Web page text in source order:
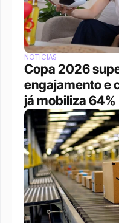
NOTÍCIAS
Copa 2026
engajamento e
já mobiliza 64%